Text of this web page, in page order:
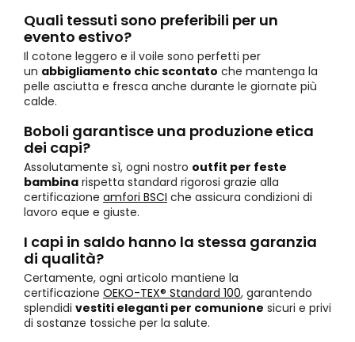
Quali tessuti sono preferibili per un
evento estivo?
Il cotone leggero e il voile sono perfetti per
un abbigliamento chic scontato che mantenga la
pelle asciutta e fresca anche durante le giornate più
calde.
Boboli garantisce una produzione etica
dei capi?
Assolutamente sì, ogni nostro outfit per feste
bambina rispetta standard rigorosi grazie alla
certificazione amfori BSCI che assicura condizioni di
lavoro eque e giuste.
I capi in saldo hanno la stessa garanzia
di qualità?
Certamente, ogni articolo mantiene la
certificazione OEKO-TEX® Standard 100, garantendo
splendidi vestiti eleganti per comunione sicuri e privi
di sostanze tossiche per la salute.